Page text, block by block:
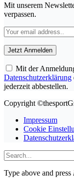
Mit unserem
verpassen.
Mit der
Datenschutzerklärung
jederzeit abbestellen.
Copyright
Impressum
Cookie
Type above and press